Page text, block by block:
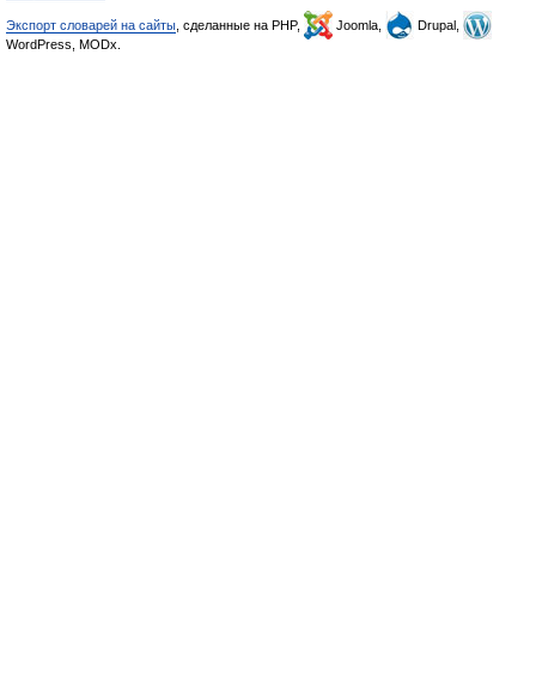
Экспорт словарей на сайты , сделанные на PHP, Joomla,
Drupal,
WordPress, MODx.